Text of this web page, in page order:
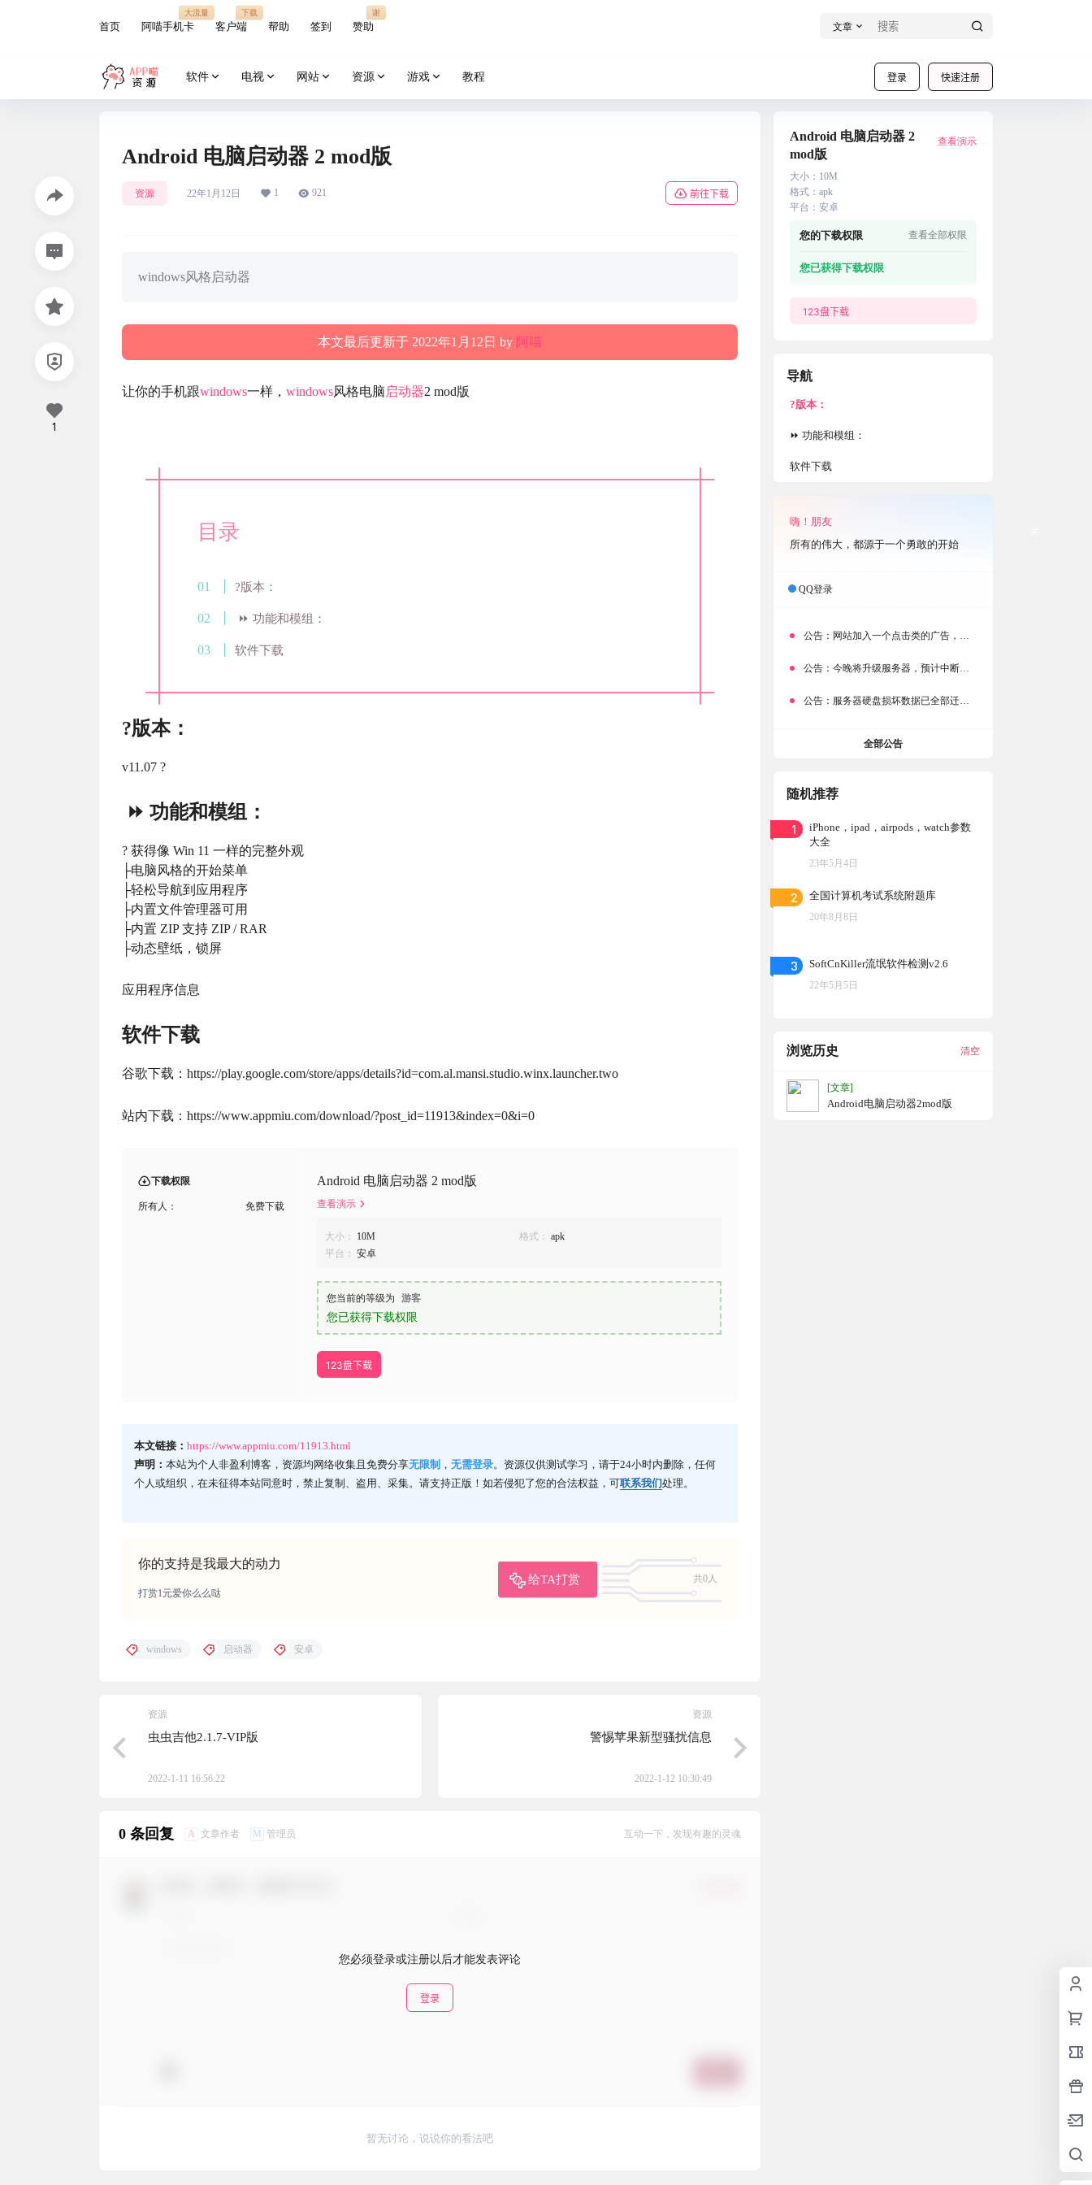
首页 阿喵手机卡
大流量
客户端
下载
帮助 签到 赞助
谢
文章
登录 快速注册
软件 电视 网站 资源 游戏 教程
Android 电脑启动器 2 mod版
资源 22年1月12日 1 921 前往下载
windows风格启动器
本文最后更新于 2022年1月12日 by 阿喵
让你的手机跟windows一样， windows风格电脑 启动器2 mod版
目录
?版本：
⏩ 功能和模组：
软件下载
?版本：
v11.07 ?
⏩ 功能和模组：
? 获得像 Win 11 一样的完整外观
├电脑风格的开始菜单
├轻松导航到应用程序
├内置文件管理器可用
├内置 ZIP 支持 ZIP / RAR
├动态壁纸，锁屏
应用程序信息
软件下载
谷歌下载：https://play.google.com/store/apps/details?id=com.al.mansi.studio.winx.launcher.two
站内下载：https://www.appmiu.com/download/?post_id=11913&index=0&i=0
下载权限
所有人： 免费下载
Android 电脑启动器 2 mod版
查看演示
大小： 10M 格式： apk
平台： 安卓
您当前的等级为 游客
您已获得下载权限
123盘下载
本文链接： https://www.appmiu.com/11913.html
声明： 本站为个人非盈利博客，资源均网络收集且免费分享无限制 ， 无需登录。资源仅供测试学习，请于24小时内删除，任何
个人或组织，在未征得本站同意时，禁止复制、盗用、采集。请支持正版！如若侵犯了您的合法权益，可联系我们处理。
你的支持是我最大的动力
给TA打赏
共0人
打赏1元爱你么么哒
1
windows 启动器 安卓
资源
虫虫吉他2.1.7-VIP版
2022-1-11 16:56:22
资源
警惕苹果新型骚扰信息
2022-1-12 10:30:49
0 条回复 A 文章作者 M 管理员 互动一下，发现有趣的灵魂
您必须登录或注册以后才能发表评论
登录
暂无讨论，说说你的看法吧
Android 电脑启动器 2
mod版
查看演示
大小 ： 10M
格式 ： apk
平台 ： 安卓
您的下载权限 查看全部权限
您已获得下载权限
123盘下载
导航
?版本：
⏩ 功能和模组：
软件下载
嗨！朋友
所有的伟大，都源于一个勇敢的开始
QQ登录
公告： 网站加入一个点击类的广告，大家点击下载按钮需要注意
公告： 今晚将升级服务器，预计中断时常为1分钟
公告： 服务器硬盘损坏数据已全部迁移备份，网站恢复完成！
全部公告
随机推荐
1
iPhone，ipad，airpods，watch参数
大全
23年5月4日
2 全国计算机考试系统附题库
20年8月8日
3 SoftCnKiller流氓软件检测v2.6
22年5月5日
浏览历史 清空
[文章]
Android电脑启动器2mod版